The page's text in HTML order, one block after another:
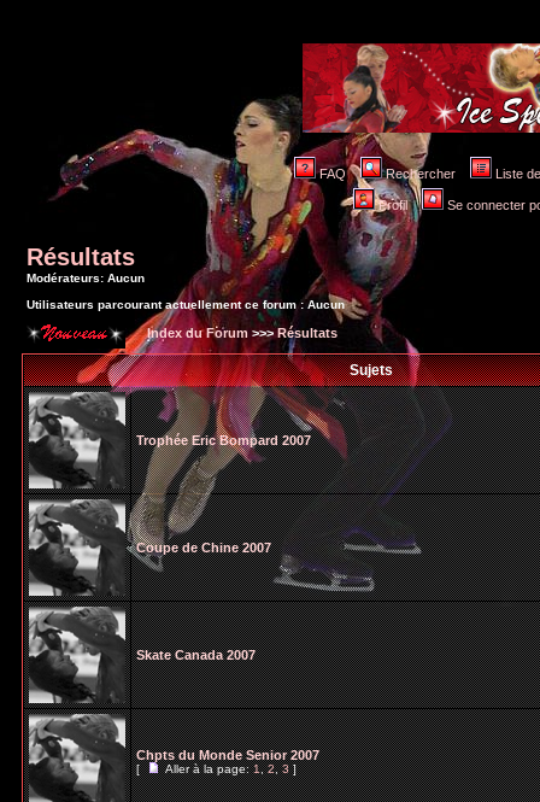
FAQ Rechercher Liste
Profil Se connecter
Résultats
Modérateurs: Aucun
Utilisateurs parcourant actuellement ce forum : Aucun
Index du Forum >>>Résultats
Sujets
Trophée Eric Bompard 2007
Coupe de Chine 2007
Skate Canada 2007
Chpts du Monde Senior 2007
[ Aller à la page:1,2,3]